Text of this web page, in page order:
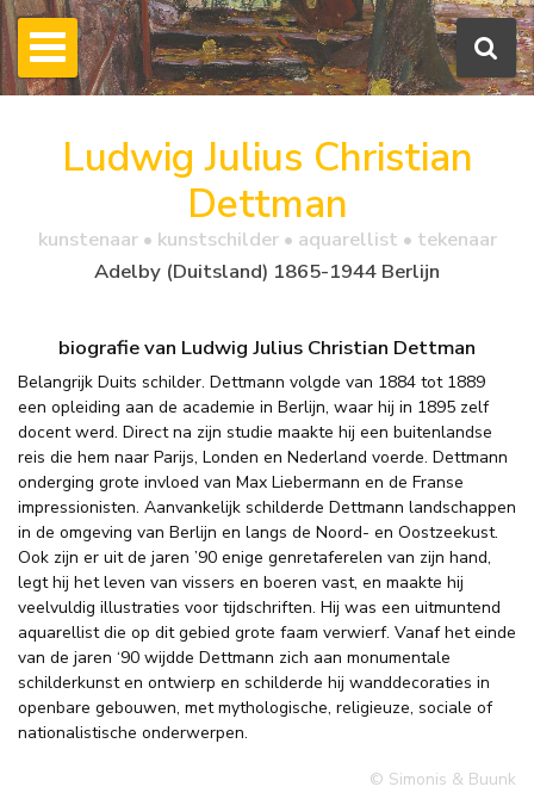
Ludwig Julius Christian
Dettman
kunstenaar • kunstschilder • aquarellist • tekenaar
Adelby (Duitsland) 1865-1944 Berlijn
biografie van Ludwig Julius Christian Dettman
Belangrijk Duits schilder. Dettmann volgde van 1884 tot 1889
een opleiding aan de academie in Berlijn, waar hij in 1895 zelf
docent werd. Direct na zijn studie maakte hij een buitenlandse
reis die hem naar Parijs, Londen en Nederland voerde. Dettmann
onderging grote invloed van Max Liebermann en de Franse
impressionisten. Aanvankelijk schilderde Dettmann landschappen
in de omgeving van Berlijn en langs de Noord- en Oostzeekust.
Ook zijn er uit de jaren ’90 enige genretaferelen van zijn hand,
legt hij het leven van vissers en boeren vast, en maakte hij
veelvuldig illustraties voor tijdschriften. Hij was een uitmuntend
aquarellist die op dit gebied grote faam verwierf. Vanaf het einde
van de jaren ‘90 wijdde Dettmann zich aan monumentale
schilderkunst en ontwierp en schilderde hij wanddecoraties in
openbare gebouwen, met mythologische, religieuze, sociale of
nationalistische onderwerpen.
© Simonis & Buunk